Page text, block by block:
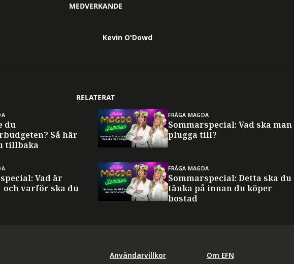
MEDVERKANDE
Kevin O'Dowd
RELATERAT
du
Så här
tillbaka
FRÅGA MAGDA
Sommarspecial: Vad ska man
plugga till?
Vad är
och varför ska du
FRÅGA MAGDA
Sommarspecial: Detta ska du
tänka på innan du köper
bostad
Användarvillkor
Om EFN